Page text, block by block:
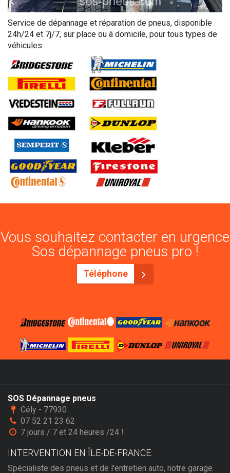
Service de dépannage et réparation de pneus, disponible
24h/24 et 7j/7, sur place ou à domicile, pour tous types de
véhicules.
Vous souhaitez contacter en urgence
Sos dépannage pneus pro !
Téléphone
SOS Dépannage pneus
Cély - 77930
07 52 21 23 62
7 jours / 7 et 24 heures /24 !
INTERVENTION EN ÎLE-DE-FRANCE:
Spécialiste des pneus et de l'entretien auto, notre garage